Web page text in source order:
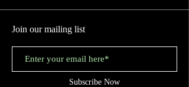
Join our mailing list
Subscribe Now